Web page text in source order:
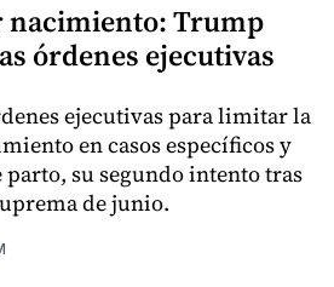
nacimiento: Trump
órdenes ejecutivas
ejecutivas para limitar la
en casos específicos y
su segundo intento tras
de junio.